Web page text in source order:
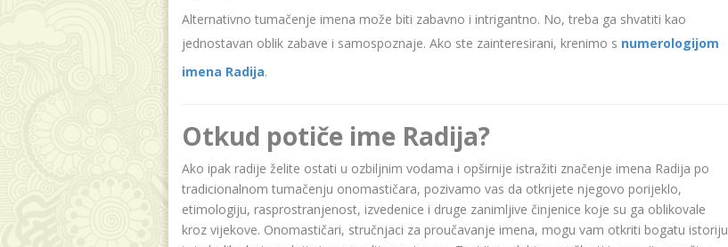
Alternativno tumačenje imena može biti zabavno i intrigantno. No, treba ga shvatiti kao
jednostavan oblik zabave i samospoznaje. Ako ste zainteresirani, krenimo s numerologijom
imena Radija.
Otkud potiče ime Radija?
Ako ipak radije želite ostati u ozbiljnim vodama i opširnije istražiti značenje imena Radija po
tradicionalnom tumačenju onomastičara, pozivamo vas da otkrijete njegovo porijeklo,
etimologiju, rasprostranjenost, izvedenice i druge zanimljive činjenice koje su ga oblikovale
kroz vijekove. Onomastičari, stručnjaci za proučavanje imena, mogu vam otkriti bogatu istoriju